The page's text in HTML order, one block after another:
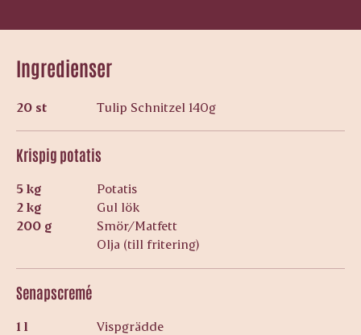
Ingredienser
20 st Tulip Schnitzel 140g
Krispig potatis
5 kg
Potatis
2 kg
Gul lök
200 g
Smör/Matfett
Olja (till fritering)
Senapscremé
1 l
Vispgrädde